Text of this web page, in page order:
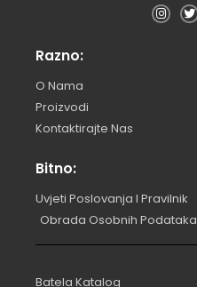
Razno:
O Nama
Proizvodi
Kontaktirajte Nas
Bitno:
Uvjeti Poslovanja I Pravilnik
Obrada Osobnih Podataka
Batela Katalog